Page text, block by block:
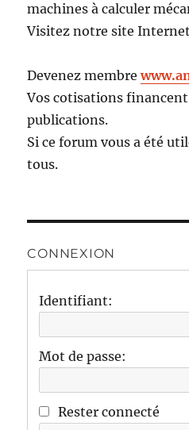
machines à calculer
Visitez notre site
Devenez membre
Vos cotisations
publications.
Si ce forum vous a été
tous.
CONNEXION
Identifiant:
Mot de passe:
Rester connecté